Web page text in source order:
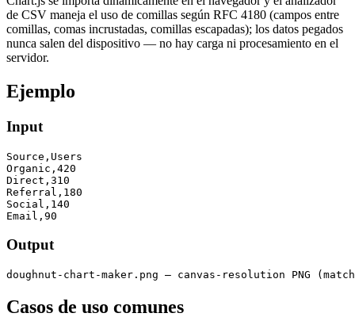
de CSV maneja el uso de comillas según RFC 4180 (campos entre
comillas, comas incrustadas, comillas escapadas); los datos pegados
nunca salen del dispositivo — no hay carga ni procesamiento en el
servidor.
Ejemplo
Input
Source,Users
Organic,420
Direct,310
Referral,180
Social,140
Email,90
Output
doughnut-chart-maker.png — canvas-resolution PNG
Casos de uso comunes